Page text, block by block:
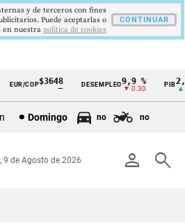
EUR/COP$3648 DESEMPLEO9,9 %
▼ 0.30
2,8
▲
Domingo no no
person search
, 9 de Agosto de 2026
y de terceros con fines
Puede aceptarlas o
en nuestra politica de cookies
CONTINUAR